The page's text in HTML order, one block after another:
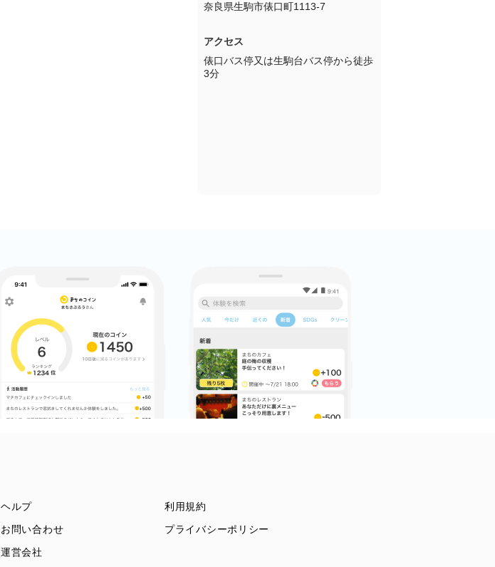
奈良県生駒市俵口町1113-7
アクセス
俵口バス停又は生駒台バス停から徒歩
3分
ヘルプ
お問い合わせ
運営会社
利用規約
プライバシーポリシー